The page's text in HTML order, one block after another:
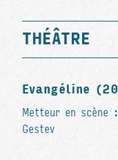
THÉÂTRE
Evangéline
Metteur en
Gestev